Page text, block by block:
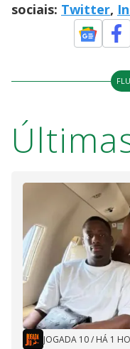
sociais: Twitter,
JOGADA 10/ HÁ 1